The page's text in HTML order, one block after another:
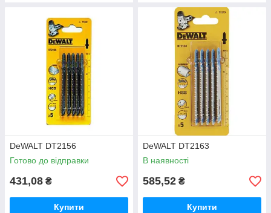
DeWALT DT2156
Готово до відправки
431,08 ₴
Купити
DeWALT DT2163
В наявності
585,52 ₴
Купити